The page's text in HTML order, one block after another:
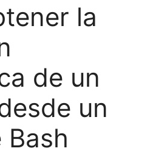
la
de un
un